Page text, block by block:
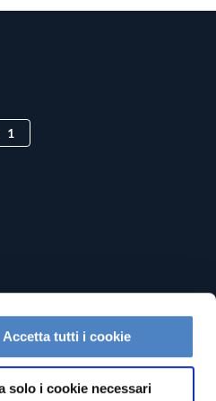
Accetta tutti i cookie
solo i cookie necessari
1